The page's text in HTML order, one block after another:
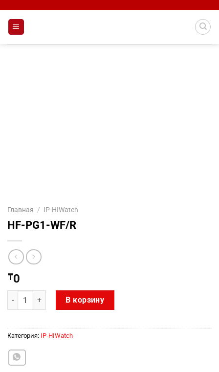
content
Главная / IP-HIWatch
HF-PG1-WF/R
₸0
Количество товара HF-PG1-WF/R
В корзину
Категория: IP-HIWatch